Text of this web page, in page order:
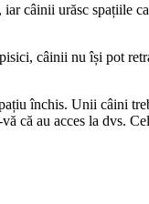
câinii urăsc spațiile
câinii nu își pot
închis. Unii câini
că au acces la dvs.